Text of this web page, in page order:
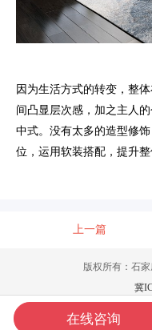
因为生活方式的转变，整
间凸显层次感，加之主人
中式。没有太多的造型修
位，运用软装搭配，提升整
上一篇
版权所有：石
冀
电话咨询
在线咨询